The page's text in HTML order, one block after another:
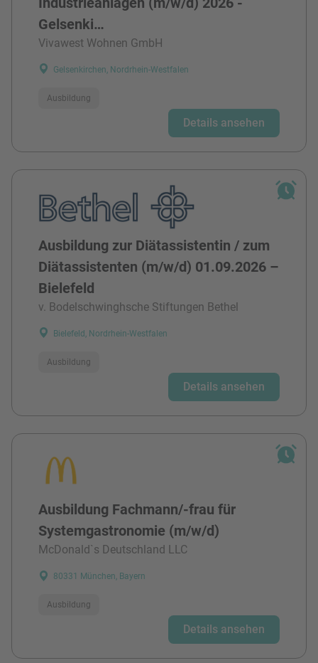
Gelsenki…
Vivawest Wohnen GmbH
Gelsenkirchen, Nordrhein-Westfalen
Ausbildung
Details ansehen
Ausbildung zur Diätassistentin / zum
Diätassistenten (m/w/d) 01.09.2026 –
Bielefeld
v. Bodelschwinghsche Stiftungen Bethel
Bielefeld, Nordrhein-Westfalen
Ausbildung
Details ansehen
Ausbildung Fachmann/-frau für
Systemgastronomie (m/w/d)
McDonald`s Deutschland LLC
80331 München, Bayern
Ausbildung
Details ansehen